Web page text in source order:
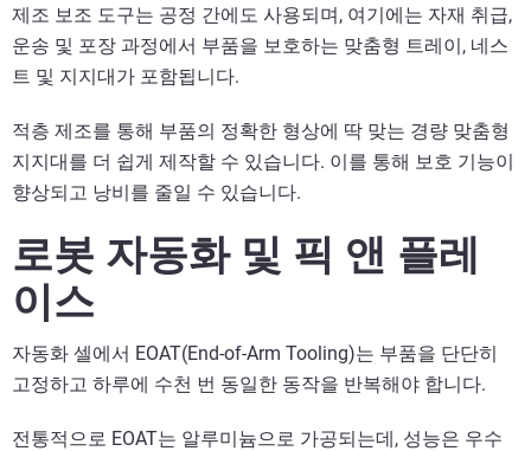
제조 보조 도구는 공정 간에도 사용되며, 여기에는 자재 취급,
운송 및 포장 과정에서 부품을 보호하는 맞춤형 트레이, 네스
트 및 지지대가 포함됩니다.
적층 제조를 통해 부품의 정확한 형상에 딱 맞는 경량 맞춤형
지지대를 더 쉽게 제작할 수 있습니다. 이를 통해 보호 기능이
향상되고 낭비를 줄일 수 있습니다.
로봇 자동화 및 픽 앤 플레
이스
자동화 셀에서 EOAT(End-of-Arm Tooling)는 부품을 단단히
고정하고 하루에 수천 번 동일한 동작을 반복해야 합니다.
전통적으로 EOAT는 알루미늄으로 가공되는데, 성능은 우수